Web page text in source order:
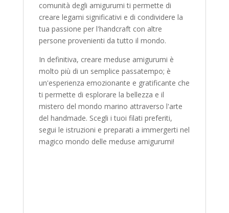
comunità degli amigurumi ti permette di
creare legami significativi e di condividere la
tua passione per l'handcraft con altre
persone provenienti da tutto il mondo.
In definitiva, creare meduse amigurumi è
molto più di un semplice passatempo; è
un'esperienza emozionante e gratificante che
ti permette di esplorare la bellezza e il
mistero del mondo marino attraverso l'arte
del handmade. Scegli i tuoi filati preferiti,
segui le istruzioni e preparati a immergerti nel
magico mondo delle meduse amigurumi!